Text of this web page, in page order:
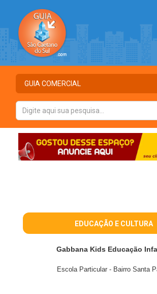
EDUCAÇÃO E CULTURA
Gabbana Kids Educação
Escola Particular - Bairro Santa